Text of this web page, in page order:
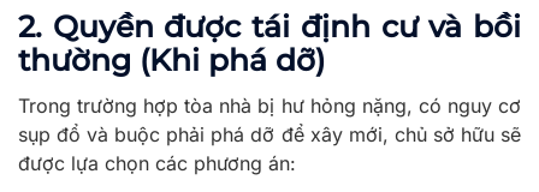
2. Quyền được tái định cư và bồi
thường (Khi phá dỡ)
Trong trường hợp tòa nhà bị hư hỏng nặng, có nguy cơ
sụp đổ và buộc phải phá dỡ để xây mới, chủ sở hữu sẽ
được lựa chọn các phương án: